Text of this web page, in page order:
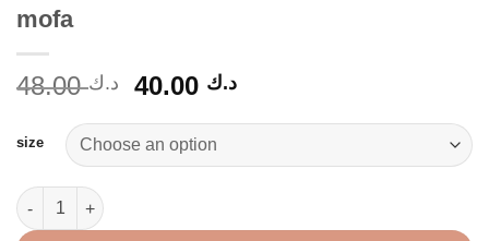
mofa
د.ك48.00
السعر
هو:
د.ك 48.00.
د.كالسعر
د.ك 40.00.
size
mofa quantity